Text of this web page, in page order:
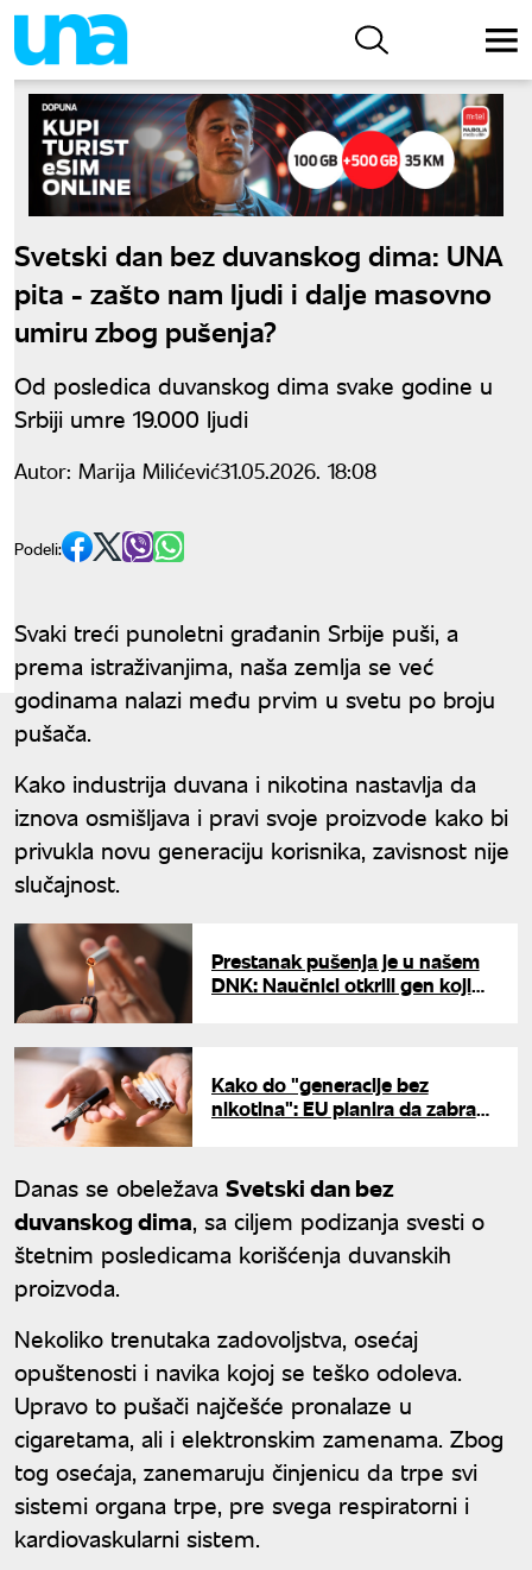
Svetski dan bez duvanskog dima: UNA
pita - zašto nam ljudi i dalje masovno
umiru zbog pušenja?
Od posledica duvanskog dima svake godine u
Srbiji umre 19.000 ljudi
Autor: Marija Milićević31.05.2026. 18:08
Podeli:
Svaki treći punoletni građanin Srbije puši, a
prema istraživanjima, naša zemlja se već
godinama nalazi među prvim u svetu po broju
pušača.
Kako industrija duvana i nikotina nastavlja da
iznova osmišljava i pravi svoje proizvode kako bi
privukla novu generaciju korisnika, zavisnost nije
slučajnost.
Prestanak pušenja je u našem
DNK: Naučnici otkrili gen koji
Kako do "generacije bez
nikotina": EU planira da zabrani
Danas se obeležava Svetski dan bez
duvanskog dima, sa ciljem podizanja svesti o
štetnim posledicama korišćenja duvanskih
proizvoda.
Nekoliko trenutaka zadovoljstva, osećaj
opuštenosti i navika kojoj se teško odoleva.
Upravo to pušači najčešće pronalaze u
cigaretama, ali i elektronskim zamenama. Zbog
tog osećaja, zanemaruju činjenicu da trpe svi
sistemi organa trpe, pre svega respiratorni i
kardiovaskularni sistem.